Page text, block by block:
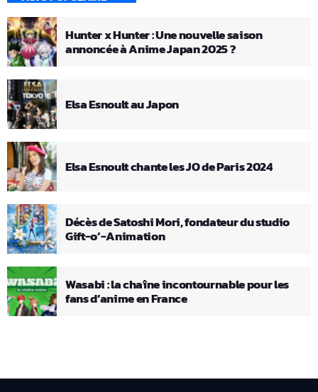
Hunter x Hunter : Une nouvelle saison
annoncée à Anime Japan 2025 ?
Elsa Esnoult au Japon
Elsa Esnoult chante les JO de Paris 2024
Décès de Satoshi Mori, fondateur du studio
Gift-o’-Animation
Wasabi : la chaîne incontournable pour les
fans d’anime en France